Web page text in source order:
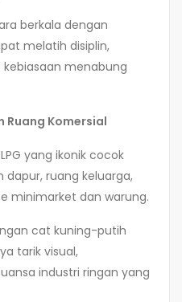
berkala dengan
melatih disiplin,
kebiasaan menabung
Ruang Komersial
yang ikonik cocok
dapur, ruang keluarga,
minimarket dan warung.
cat kuning-putih
tarik visual,
industri ringan yang